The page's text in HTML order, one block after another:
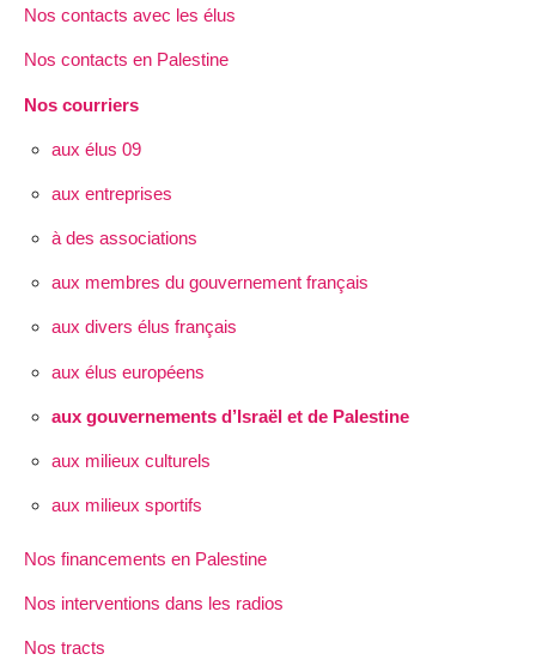
Nos contacts avec les élus
Nos contacts en Palestine
Nos courriers
aux élus 09
aux entreprises
à des associations
aux membres du gouvernement français
aux divers élus français
aux élus européens
aux gouvernements d’Israël et de Palestine
aux milieux culturels
aux milieux sportifs
Nos financements en Palestine
Nos interventions dans les radios
Nos tracts